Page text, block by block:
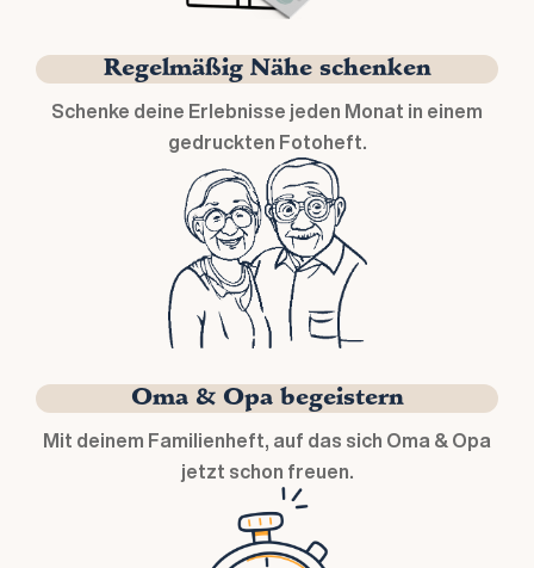
Regelmäßig Nähe schenken
Schenke deine Erlebnisse jeden Monat in einem
gedruckten Fotoheft.
Oma & Opa begeistern
Mit deinem Familienheft, auf das sich Oma & Opa
jetzt schon freuen.